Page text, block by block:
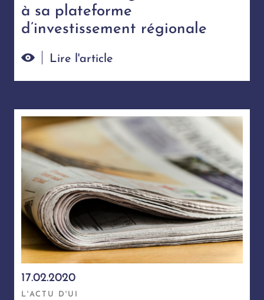
à sa plateforme
d’investissement régionale
Lire l'article
17.02.2020
L'ACTU D'UI